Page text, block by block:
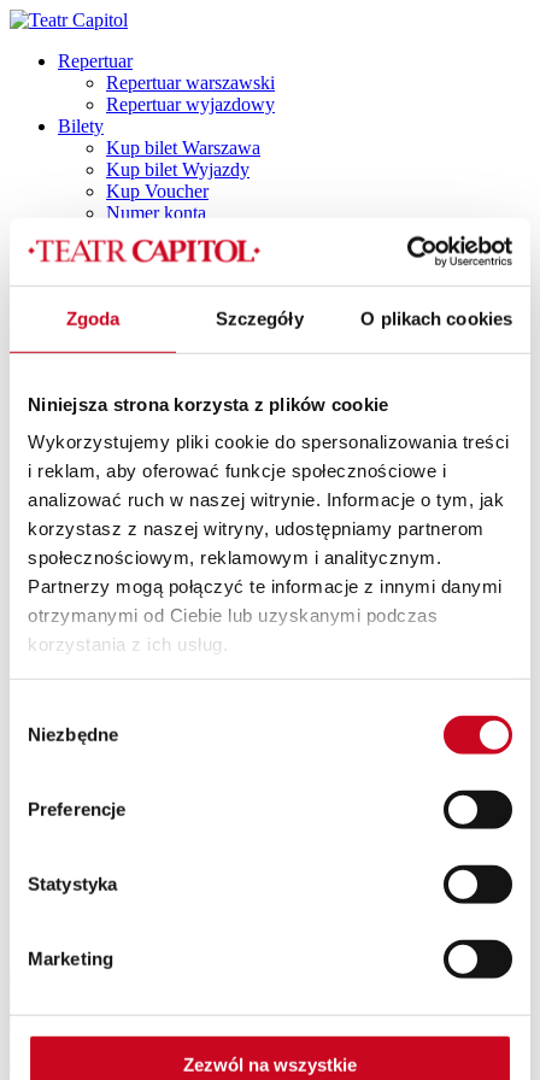
Zgoda Szczegóły O plikach cookies
Niniejsza strona korzysta z plików cookie
Wykorzystujemy pliki cookie do spersonalizowania treści
i reklam, aby oferować funkcje społecznościowe i
analizować ruch w naszej witrynie. Informacje o tym, jak
korzystasz z naszej witryny, udostępniamy partnerom
społecznościowym, reklamowym i analitycznym.
Partnerzy mogą połączyć te informacje z innymi danymi
otrzymanymi od Ciebie lub uzyskanymi podczas
korzystania z ich usług.
zgody
Niezbędne
Preferencje
Statystyka
Marketing
Zezwól na wszystkie
Repertuar
Repertuar warszawski
Repertuar wyjazdowy
Bilety
Kup bilet Warszawa
Kup bilet Wyjazdy
Kup Voucher
Numer konta
Plan widowni
Najczęściej zadawane pytania
Polityka cookies
Capitol by Night
Dla dzieci i młodzieży
TANI PONIEDZIAŁEK
Spektakle z dancingiem
SPEKTAKLE Z POTAŃCÓWKĄ
SPEKTAKLE Z RETRO IMPREZKĄ
SPEKTAKLE Z WAKACYJNĄ POTAŃCÓWKĄ
Wyjazdy
Kontakt
O nas
Teatr Capitol
Partnerzy
OCB_Majchrzak_Wojciech
Patroni Medialni Teatru